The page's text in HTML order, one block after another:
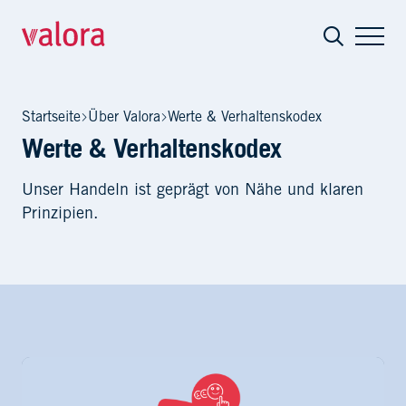
Startseite Über Valora Werte & Verhaltenskodex
Werte & Verhaltenskodex
Unser Handeln ist geprägt von Nähe und klaren
Prinzipien.